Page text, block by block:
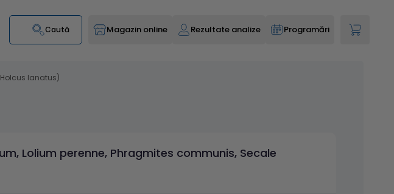
Caută Magazin online Rezultate analize Programări
lanatus)
Lolium perenne, Phragmites communis, Secale